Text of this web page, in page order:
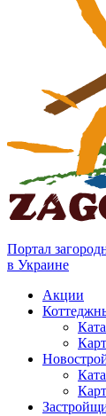
Портал
в Украине
Акции